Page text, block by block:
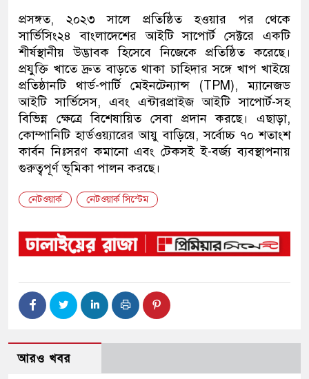
প্রসঙ্গত, ২০২৩ সালে প্রতিষ্ঠিত হওয়ার পর থেকে
সার্ভিসিং২৪ বাংলাদেশের আইটি সাপোর্ট সেক্টরে একটি
শীর্ষস্থানীয় উদ্ভাবক হিসেবে নিজেকে প্রতিষ্ঠিত করেছে।
প্রযুক্তি খাতে দ্রুত বাড়তে থাকা চাহিদার সঙ্গে খাপ খাইয়ে
প্রতিষ্ঠানটি থার্ড-পার্টি মেইনটেন্যান্স (TPM), ম্যানেজড
আইটি সার্ভিসেস, এবং এন্টারপ্রাইজ আইটি সাপোর্ট-সহ
বিভিন্ন ক্ষেত্রে বিশেষায়িত সেবা প্রদান করছে। এছাড়া,
কোম্পানিটি হার্ডওয়্যারের আয়ু বাড়িয়ে, সর্বোচ্চ ৭০ শতাংশ
কার্বন নিঃসরণ কমানো এবং টেকসই ই-বর্জ্য ব্যবস্থাপনায়
গুরুত্বপূর্ণ ভূমিকা পালন করছে।
নেটওয়ার্ক নেটওয়ার্ক সিস্টেম
আরও খবর